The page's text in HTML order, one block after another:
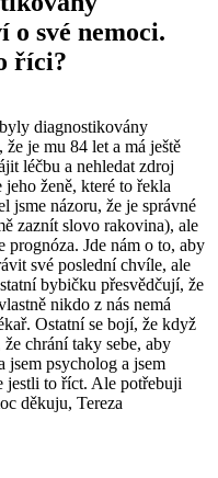
o své nemoci.
říci?
diagnostikovány
je mu 84 let a má ještě
léčbu a nehledat zdroj
ženě, které to řekla
jsme názoru, že je správné
zaznít slovo rakovina), ale
prognóza. Jde nám o to, aby
své poslední chvíle, ale
bybičku přesvědčují, že
nikdo z nás nemá
Ostatní se bojí, že když
chrání taky sebe, aby
jsem psycholog a jsem
jestli to říct. Ale potřebuji
děkuju, Tereza